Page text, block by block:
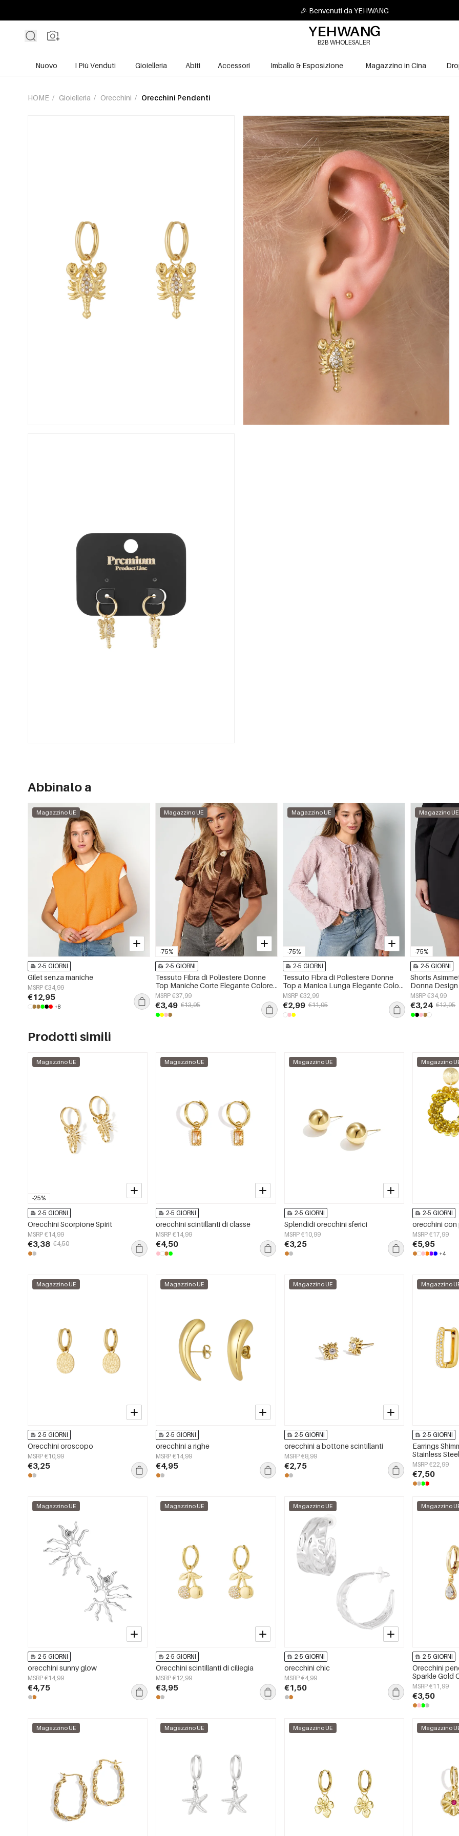
🎉 Benvenuti da YEHWANG
B2B WHOLESALER
Nuovo I Più Venduti Gioielleria Abiti Accessori Imballo & Esposizione Magazzino in Cina
HOME / Gioielleria / Orecchini / Orecchini Pendenti
Abbinalo a
Magazzino UE
2-5 GIORNI
Gilet senza maniche
MSRP €34,99
€12,95
+8
-75%
Magazzino UE
2-5 GIORNI
Tessuto Fibra di Poliestere Donne
Top Maniche Corte Elegante Colore
Puro
MSRP €37,99
€3,49 €13,95
-75%
Magazzino UE
2-5 GIORNI
Tessuto Fibra di Poliestere Donne
Top a Manica Lunga Elegante Colore
Puro Primavera/Estate
MSRP €32,99
€2,99 €11,95
-75%
Magazzino UE
2-5 GIORNI
Shorts
Donna
MSRP €34,99
€3,24 €12,95
Prodotti simili
-25%
Magazzino UE
2-5 GIORNI
Orecchini Scorpione Spirit
MSRP €14,99
€3,38 €4,50
Magazzino UE
2-5 GIORNI
orecchini scintillanti di classe
MSRP €14,99
€4,50
Magazzino UE
2-5 GIORNI
Splendidi orecchini sferici
MSRP €10,99
€3,25
Magazzino
2-5 GIORNI
orecchini con
MSRP €17,99
€5,95
+4
Magazzino UE
2-5 GIORNI
Orecchini oroscopo
MSRP €10,99
€3,25
Magazzino UE
2-5 GIORNI
orecchini a righe
MSRP €14,99
€4,95
Magazzino UE
2-5 GIORNI
orecchini a bottone scintillanti
MSRP €8,99
€2,75
Magazzino
2-5 GIORNI
Earrings
Stainless Steel
MSRP €22,99
€7,50
Magazzino UE
2-5 GIORNI
orecchini sunny glow
MSRP €14,99
€4,75
Magazzino UE
2-5 GIORNI
Orecchini scintillanti di ciliegia
MSRP €12,99
€3,95
Magazzino UE
2-5 GIORNI
orecchini chic
MSRP €4,99
€1,50
Magazzino
2-5 GIORNI
Orecchini
Sparkle Gold
MSRP €11,99
€3,50
Magazzino UE Magazzino UE Magazzino UE Magazzino